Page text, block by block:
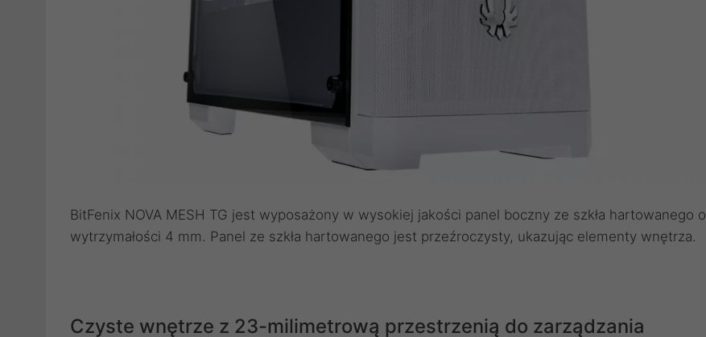
BitFenix NOVA MESH TG jest wyposażony w wysokiej jakości panel boczny ze szkła hartowanego o
wytrzymałości 4 mm. Panel ze szkła hartowanego jest przeźroczysty, ukazując elementy wnętrza.
Czyste wnętrze z 23-milimetrową przestrzenią do zarządzania